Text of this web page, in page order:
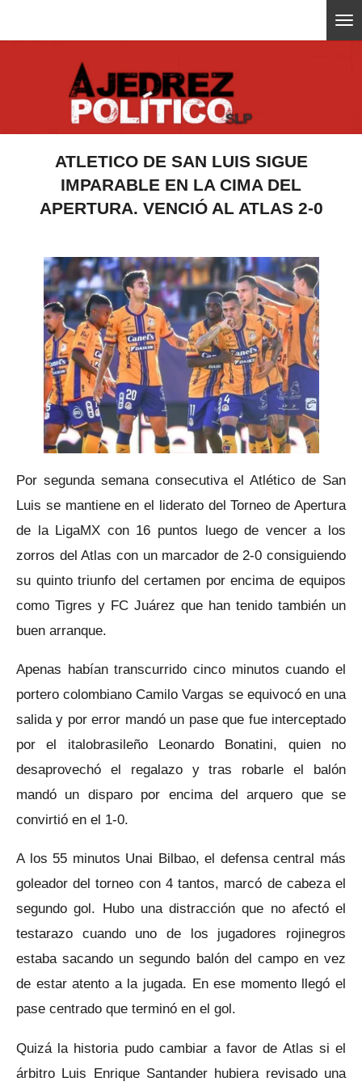
al
ATLETICO DE SAN LUIS SIGUE
IMPARABLE EN LA CIMA DEL
APERTURA. VENCIÓ AL ATLAS 2-0
Por segunda semana consecutiva el Atlético de San
Luis se mantiene en el liderato del Torneo de Apertura
de la LigaMX con 16 puntos luego de vencer a los
zorros del Atlas con un marcador de 2-0 consiguiendo
su quinto triunfo del certamen por encima de equipos
como Tigres y FC Juárez que han tenido también un
buen arranque.
Apenas habían transcurrido cinco minutos cuando el
portero colombiano Camilo Vargas se equivocó en una
salida y por error mandó un pase que fue interceptado
por el italobrasileño Leonardo Bonatini, quien no
desaprovechó el regalazo y tras robarle el balón
mandó un disparo por encima del arquero que se
convirtió en el 1-0.
A los 55 minutos Unai Bilbao, el defensa central más
goleador del torneo con 4 tantos, marcó de cabeza el
segundo gol. Hubo una distracción que no afectó el
testarazo cuando uno de los jugadores rojinegros
estaba sacando un segundo balón del campo en vez
de estar atento a la jugada. En ese momento llegó el
pase centrado que terminó en el gol.
Quizá la historia pudo cambiar a favor de Atlas si el
árbitro Luis Enrique Santander hubiera revisado una